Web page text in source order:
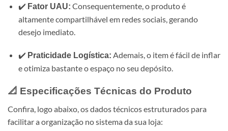
✔️ Fator UAU: Consequentemente, o produto é
altamente compartilhável em redes sociais, gerando
desejo imediato.
✔️ Praticidade Logística: Ademais, o item é fácil de inflar
e otimiza bastante o espaço no seu depósito.
📐 Especificações Técnicas do Produto
Confira, logo abaixo, os dados técnicos estruturados para
facilitar a organização no sistema da sua loja: